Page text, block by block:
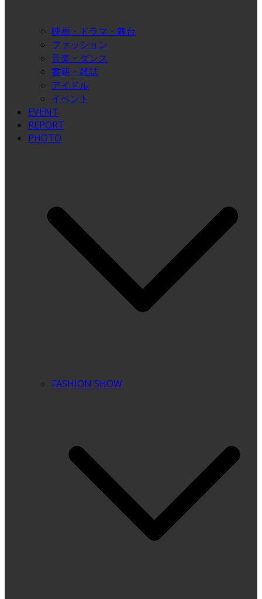
映画・ドラマ・舞台
ファッション
音楽・ダンス
書籍・雑誌
アイドル
イベント
EVENT
REPORT
PHOTO
FASHION SHOW